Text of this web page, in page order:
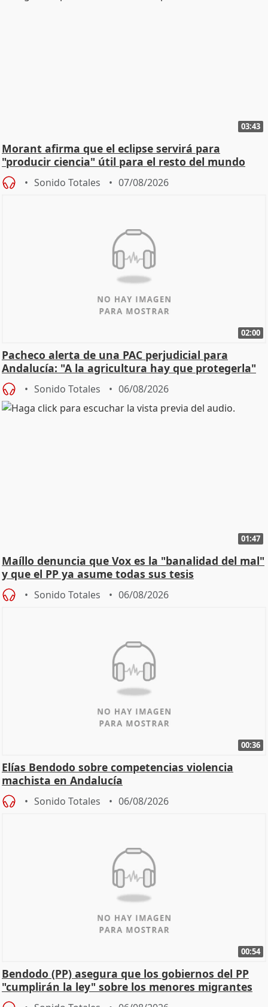
03:43
Morant afirma que el eclipse servirá para
"producir ciencia" útil para el resto del mundo
Sonido Totales 07/08/2026
02:00
Pacheco alerta de una PAC perjudicial para
Andalucía: "A la agricultura hay que protegerla"
Sonido Totales 06/08/2026
01:47
Maíllo denuncia que Vox es la "banalidad del mal"
y que el PP ya asume todas sus tesis
Sonido Totales 06/08/2026
00:36
Elías Bendodo sobre competencias violencia
machista en Andalucía
Sonido Totales 06/08/2026
00:54
Bendodo (PP) asegura que los gobiernos del PP
"cumplirán la ley" sobre los menores migrantes